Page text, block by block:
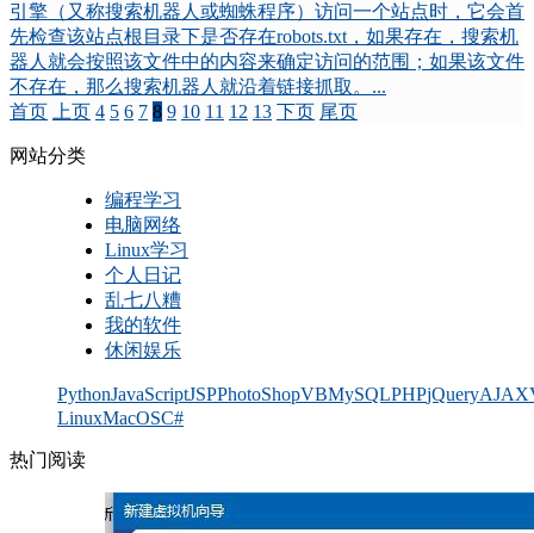
引擎（又称搜索机器人或蜘蛛程序）访问一个站点时，它会首
先检查该站点根目录下是否存在robots.txt，如果存在，搜索机
器人就会按照该文件中的内容来确定访问的范围；如果该文件
不存在，那么搜索机器人就沿着链接抓取。...
首页
上页 4 5 6 7 8 9 10 11 12 13 下页 尾页
网站分类
编程学习
电脑网络
Linux学习
个人日记
乱七八糟
我的软件
休闲娱乐
PythonJavaScriptJSPPhotoShopVBMySQLPHPjQueryAJAX
LinuxMacOSC#
热门阅读